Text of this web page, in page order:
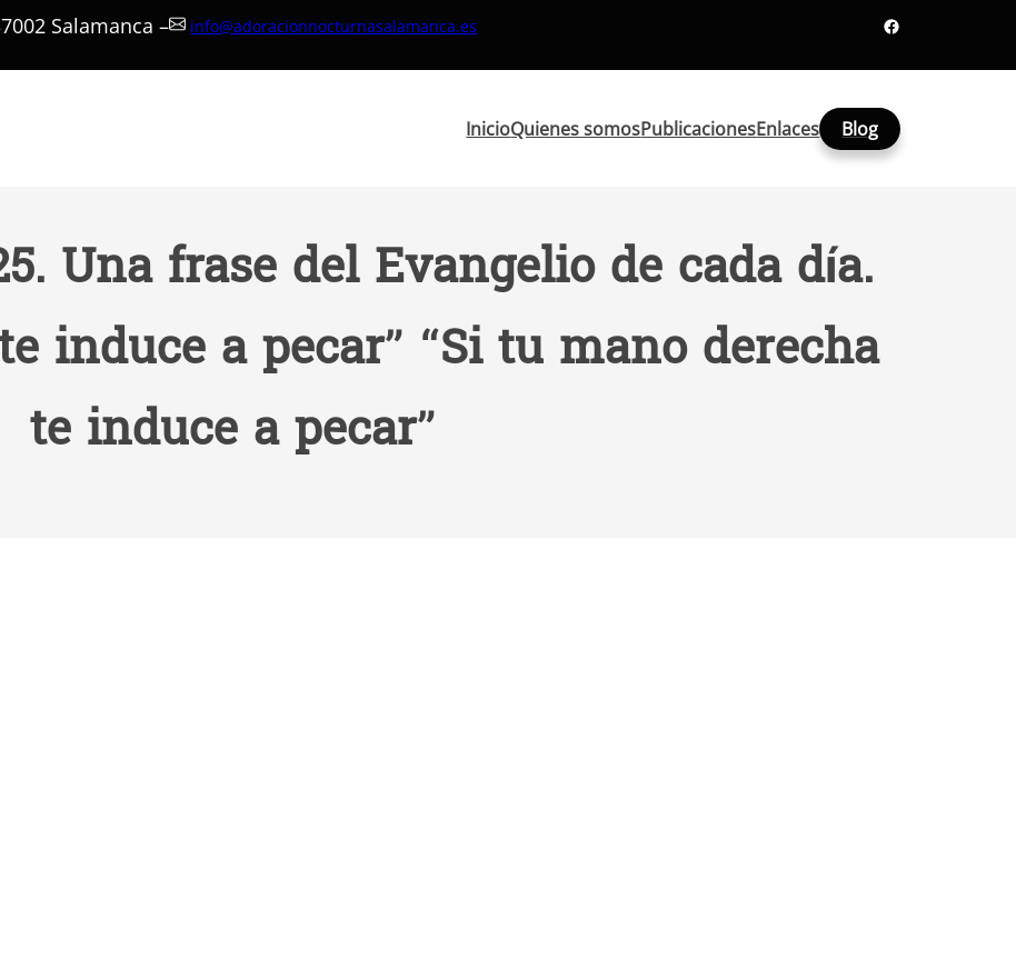
Salamanca – info@adoracionnocturnasalamanca.es Facebook
InicioQuienes somosPublicacionesEnlaces Blog
Una frase del Evangelio de cada día.
induce a pecar” “Si tu mano derecha
te induce a pecar”